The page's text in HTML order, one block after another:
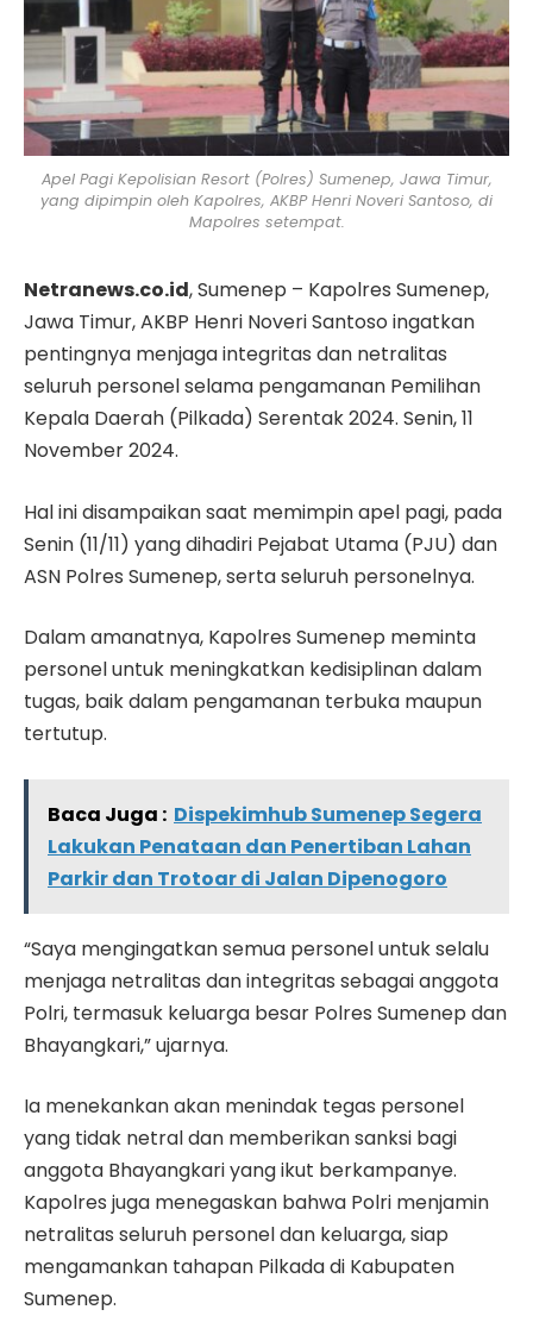
Apel Pagi Kepolisian Resort (Polres) Sumenep, Jawa Timur,
yang dipimpin oleh Kapolres, AKBP Henri Noveri Santoso, di
Mapolres setempat.
Netranews.co.id, Sumenep – Kapolres Sumenep,
Jawa Timur, AKBP Henri Noveri Santoso ingatkan
pentingnya menjaga integritas dan netralitas
seluruh personel selama pengamanan Pemilihan
Kepala Daerah (Pilkada) Serentak 2024. Senin, 11
November 2024.
Hal ini disampaikan saat memimpin apel pagi, pada
Senin (11/11) yang dihadiri Pejabat Utama (PJU) dan
ASN Polres Sumenep, serta seluruh personelnya.
Dalam amanatnya, Kapolres Sumenep meminta
personel untuk meningkatkan kedisiplinan dalam
tugas, baik dalam pengamanan terbuka maupun
tertutup.
Baca Juga : Dispekimhub Sumenep Segera
Lakukan Penataan dan Penertiban Lahan
Parkir dan Trotoar di Jalan Dipenogoro
“Saya mengingatkan semua personel untuk selalu
menjaga netralitas dan integritas sebagai anggota
Polri, termasuk keluarga besar Polres Sumenep dan
Bhayangkari,” ujarnya.
Ia menekankan akan menindak tegas personel
yang tidak netral dan memberikan sanksi bagi
anggota Bhayangkari yang ikut berkampanye.
Kapolres juga menegaskan bahwa Polri menjamin
netralitas seluruh personel dan keluarga, siap
mengamankan tahapan Pilkada di Kabupaten
Sumenep.